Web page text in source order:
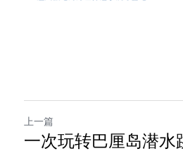
上一篇
一次玩转巴厘岛潜水